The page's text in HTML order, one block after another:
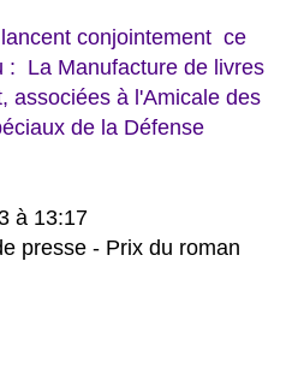
conjointement ce
: La Manufacture de livres
associées à l'Amicale des
de la Défense
à 13:17
presse - Prix du roman